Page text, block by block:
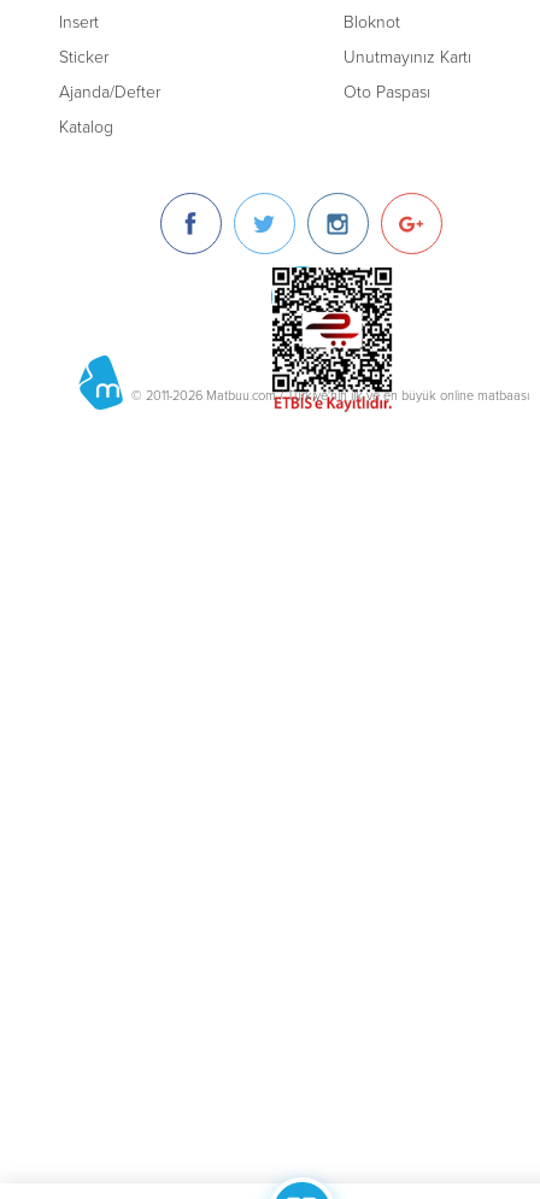
Insert
Sticker
Ajanda/Defter
Katalog
Bloknot
Unutmayınız Kartı
Oto Paspası
© 2011-2026 Matbuu.com / Türkiye'nin ilk ve en büyük online matbaası